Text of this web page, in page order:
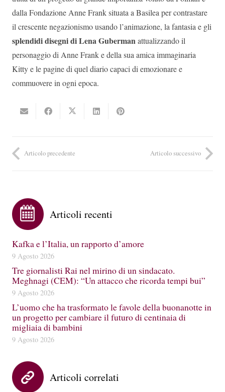
dalla Fondazione Anne Frank situata a Basilea per contrastare
il crescente negazionismo usando l’animazione, la fantasia e gli
splendidi disegni di Lena Gubermanattualizzando il
personaggio di Anne Frank e della sua amica immaginaria
Kitty e le pagine di quel diario capaci di emozionare e
commuovere in ogni epoca.
Articolo precedente Articolo successivo
Articoli recenti
Kafka e l’Italia, un rapporto d’amore
9 Agosto 2026
Tre giornalisti Rai nel mirino di un sindacato.
Meghnagi (CEM): “Un attacco che ricorda tempi bui”
9 Agosto 2026
L’uomo che ha trasformato le favole della buonanotte in
un progetto per cambiare il futuro di centinaia di
migliaia di bambini
9 Agosto 2026
Articoli correlati